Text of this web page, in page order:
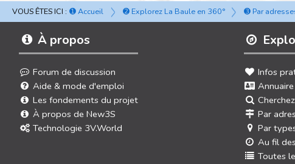
VOUS ÊTES ICI : ➊ Accueil ➋ Explorez La Baule en 360° ➌ Par
Infos
Par
Par
Au fil
Toutes
À propos
Forum de discussion
Aide & mode d'emploi
Les fondements du projet
À propos de New3S
Technologie 3V.World